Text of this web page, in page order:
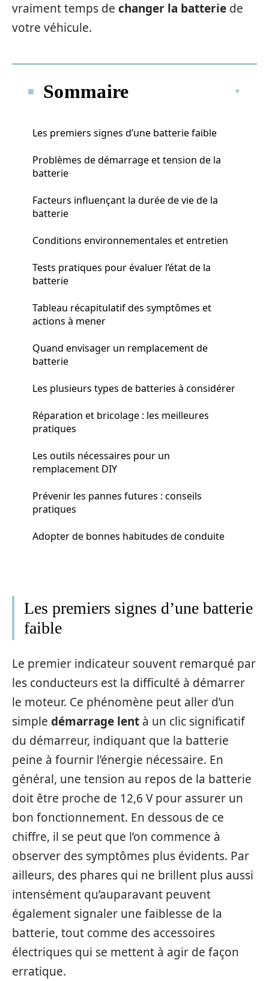
vraiment temps de changer la batterie de
votre véhicule.
Sommaire
Les premiers signes d’une batterie faible
Problèmes de démarrage et tension de la
batterie
Facteurs influençant la durée de vie de la
batterie
Conditions environnementales et entretien
Tests pratiques pour évaluer l’état de la
batterie
Tableau récapitulatif des symptômes et
actions à mener
Quand envisager un remplacement de
batterie
Les plusieurs types de batteries à considérer
Réparation et bricolage : les meilleures
pratiques
Les outils nécessaires pour un
remplacement DIY
Prévenir les pannes futures : conseils
pratiques
Adopter de bonnes habitudes de conduite
Les premiers signes d’une batterie
faible
Le premier indicateur souvent remarqué par
les conducteurs est la difficulté à démarrer
le moteur. Ce phénomène peut aller d’un
simple démarrage lent à un clic significatif
du démarreur, indiquant que la batterie
peine à fournir l’énergie nécessaire. En
général, une tension au repos de la batterie
doit être proche de 12,6 V pour assurer un
bon fonctionnement. En dessous de ce
chiffre, il se peut que l’on commence à
observer des symptômes plus évidents. Par
ailleurs, des phares qui ne brillent plus aussi
intensément qu’auparavant peuvent
également signaler une faiblesse de la
batterie, tout comme des accessoires
électriques qui se mettent à agir de façon
erratique.